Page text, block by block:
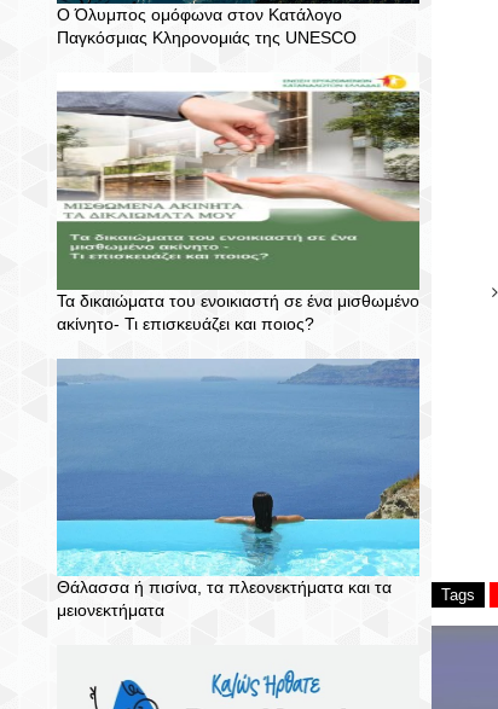
Ο Όλυμπος ομόφωνα στον Κατάλογο
Παγκόσμιας Κληρονομιάς της UNESCO
Τα δικαιώματα του ενοικιαστή σε ένα μισθωμένο
ακίνητο- Τι επισκευάζει και ποιος?
Θάλασσα ή πισίνα, τα πλεονεκτήματα και τα
μειονεκτήματα
Tags